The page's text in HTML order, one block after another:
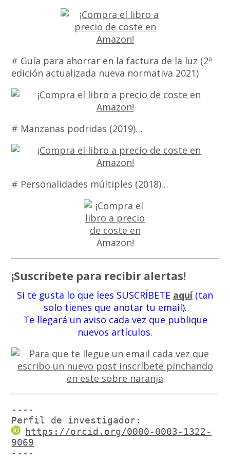
# Guía para ahorrar en la factura de la luz (2ª
edición actualizada nueva normativa 2021)
# Manzanas podridas (2019)…
# Personalidades múltiples (2018)…
¡Suscríbete para recibir alertas!
Si te gusta lo que lees SUSCRÍBETE aquí(tan
solo tienes que anotar tu email).
Te llegará un aviso cada vez que publique
nuevos artículos.
----
Perfil de investigador:
https://orcid.org/0000-0003-1322-
9069
----